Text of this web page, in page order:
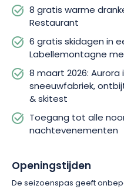
8 gratis warme
Restaurant
6 gratis skidagen in
Labellemontagne
8 maart 2026:
sneeuwfabriek,
& skitest
Toegang tot alle
nachtevenementen
Openingstijden
De seizoenspas geeft